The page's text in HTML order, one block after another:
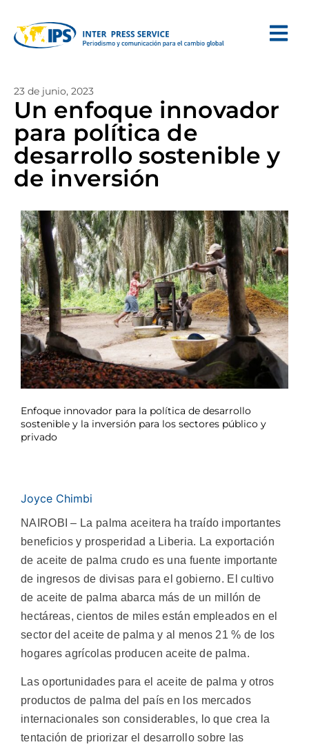
23 de junio, 2023
Un enfoque innovador
para política de
desarrollo sostenible y
de inversión
Enfoque innovador para la política de desarrollo
sostenible y la inversión para los sectores público y
privado
Joyce Chimbi
NAIROBI – La palma aceitera ha traído importantes
beneficios y prosperidad a Liberia. La exportación
de aceite de palma crudo es una fuente importante
de ingresos de divisas para el gobierno. El cultivo
de aceite de palma abarca más de un millón de
hectáreas, cientos de miles están empleados en el
sector del aceite de palma y al menos 21 % de los
hogares agrícolas producen aceite de palma.
Las oportunidades para el aceite de palma y otros
productos de palma del país en los mercados
internacionales son considerables, lo que crea la
tentación de priorizar el desarrollo sobre las